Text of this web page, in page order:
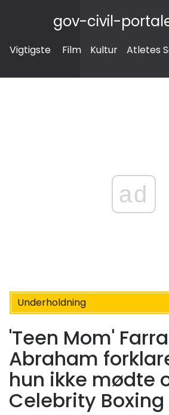
gov-civil-
Vigtigste Film Kultur Atletes
ad
Underholdning
'Teen Mom'
Abraham
hun ikke mødte
Celebrity